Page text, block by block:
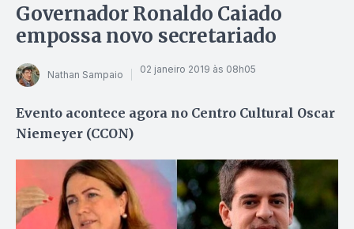
Governador Ronaldo Caiado
empossa novo secretariado
Nathan Sampaio 02 janeiro 2019 às 08h05
Evento acontece agora no Centro Cultural Oscar
Niemeyer (CCON)